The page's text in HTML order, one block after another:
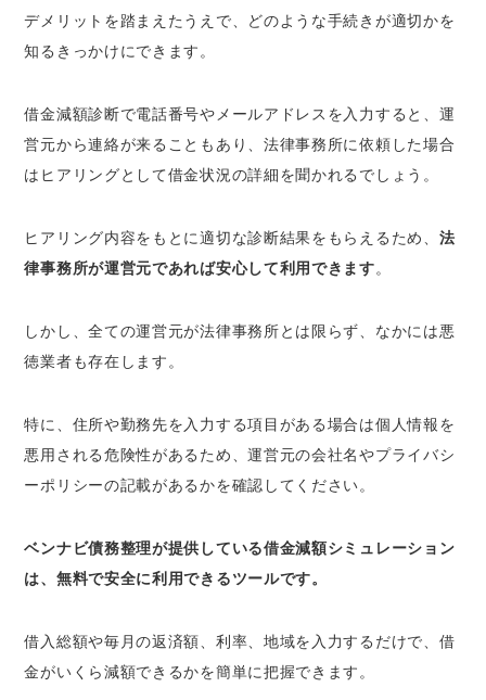
デメリットを踏まえたうえで、どのような手続きが適切かを
知るきっかけにできます。
借金減額診断で電話番号やメールアドレスを入力すると、運
営元から連絡が来ることもあり、法律事務所に依頼した場合
はヒアリングとして借金状況の詳細を聞かれるでしょう。
ヒアリング内容をもとに適切な診断結果をもらえるため、 法
律事務所が運営元であれば安心して利用できます。
しかし、全ての運営元が法律事務所とは限らず、 なかには悪
徳業者も存在します 。
特に、住所や勤務先を入力する項目がある場合は個人情報を
悪用される危険性があるため、運営元の会社名やプライバシ
ーポリシーの記載があるかを確認してください。
ベンナビ債務整理が提供している借金減額シミュレーション
は、無料で安全に利用できるツールです。
借入総額や毎月の返済額、利率、地域を入力するだけで、借
金がいくら減額できるかを簡単に把握できます。